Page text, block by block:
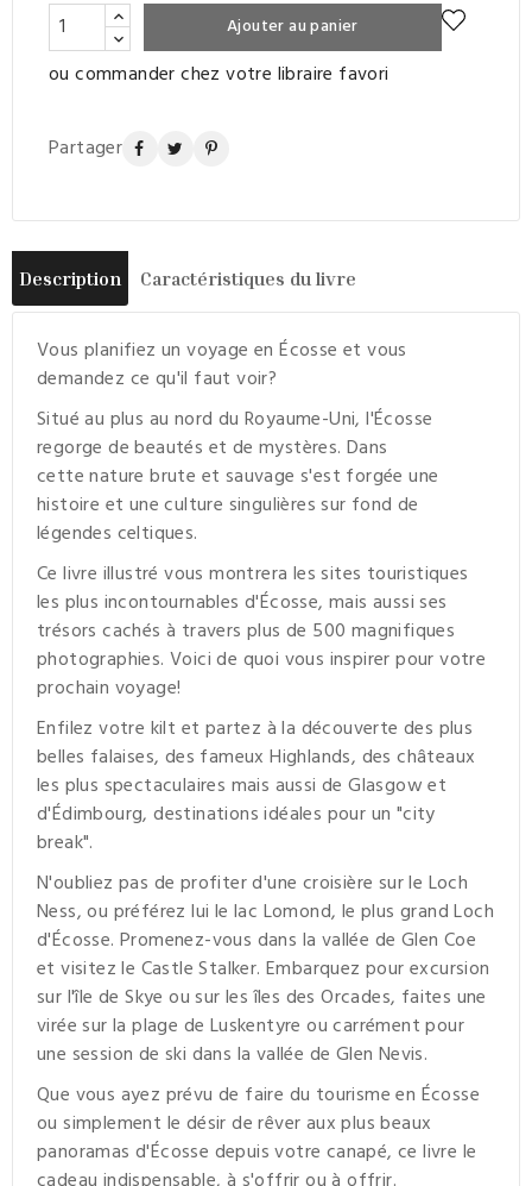
Ajouter au panier
ou commander chez votre libraire favori
Partager
Description Caractéristiques du livre
Vous planifiez un voyage en Écosse et vous
demandez ce qu'il faut voir?
Situé au plus au nord du Royaume-Uni, l'Écosse
regorge de beautés et de mystères. Dans
cette nature brute et sauvage s'est forgée une
histoire et une culture singulières sur fond de
légendes celtiques.
Ce livre illustré vous montrera les sites touristiques
les plus incontournables d'Écosse, mais aussi ses
trésors cachés à travers plus de 500 magnifiques
photographies. Voici de quoi vous inspirer pour votre
prochain voyage!
Enfilez votre kilt et partez à la découverte des plus
belles falaises, des fameux Highlands, des châteaux
les plus spectaculaires mais aussi de Glasgow et
d'Édimbourg, destinations idéales pour un "city
break".
N'oubliez pas de profiter d'une croisière surle Loch
Ness, ou préférez lui le lac Lomond, le plus grand Loch
d'Écosse. Promenez-vous dans la vallée de Glen Coe
et visitez le Castle Stalker. Embarquez pour excursion
sur l'île de Skye ou sur les îles des Orcades, faites une
virée sur la plage de Luskentyreou carrément pour
une session de ski dans la vallée de Glen Nevis.
Que vous ayez prévu de faire du tourisme en Écosse
ou simplement le désir de rêver aux plus beaux
panoramas d'Écosse depuis votre canapé, ce livre le